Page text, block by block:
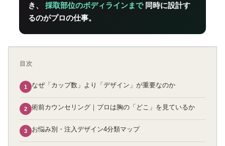
き、 採取部位のボディラインまで同時に設計す
るのがプロの仕事。
目次
1 なぜ「カップ数」より「デザイン」が重要なのか
2 術前カウンセリング｜プロは胸の「どこ」を見ているか
3 お悩み別・注入デザイン4分類マップ